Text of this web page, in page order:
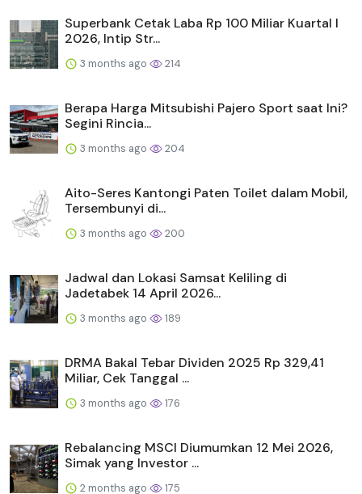
Superbank Cetak Laba Rp 100 Miliar Kuartal I
2026, Intip Str...
3 months ago 214
Berapa Harga Mitsubishi Pajero Sport saat Ini?
Segini Rincia...
3 months ago 204
Aito-Seres Kantongi Paten Toilet dalam Mobil,
Tersembunyi di...
3 months ago 200
Jadwal dan Lokasi Samsat Keliling di
Jadetabek 14 April 2026...
3 months ago 189
DRMA Bakal Tebar Dividen 2025 Rp 329,41
Miliar, Cek Tanggal ...
3 months ago 176
Rebalancing MSCI Diumumkan 12 Mei 2026,
Simak yang Investor ...
2 months ago 175